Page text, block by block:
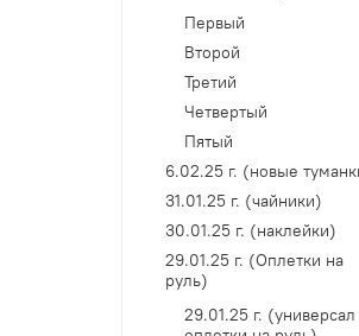
Первый
Второй
Третий
Четвертый
Пятый
6.02.25 г. (новые
31.01.25 г. (чайники)
30.01.25 г. (наклейки)
29.01.25 г. (Оплетки на
руль)
29.01.25 г. (универсал